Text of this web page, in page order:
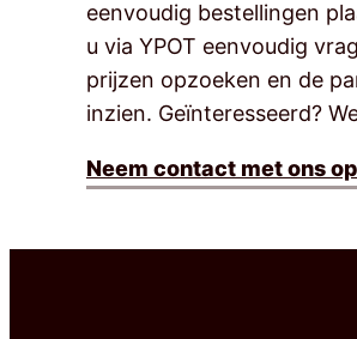
eenvoudig bestellingen
u via YPOT eenvoudig
prijzen opzoeken en de
inzien. Geïnteresseerd?
Neem contact met ons op